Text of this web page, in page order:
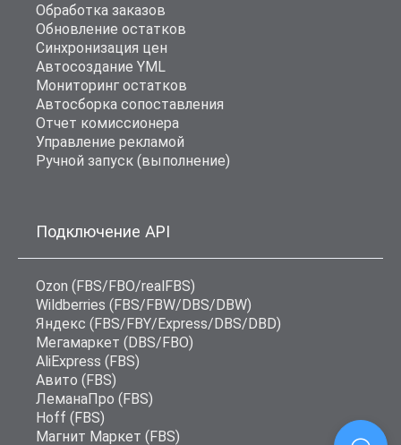
Обработка заказов
Обновление остатков
Синхронизация цен
Автосоздание YML
Мониторинг остатков
Автосборка сопоставления
Отчет комиссионера
Управление рекламой
Ручной запуск (выполнение)
Подключение API
Ozon (FBS/FBO/realFBS)
Wildberries (FBS/FBW/DBS/DBW)
Яндекс (FBS/FBY/Express/DBS/DBD)
Мегамаркет (DBS/FBO)
AliExpress (FBS)
Авито (FBS)
ЛеманаПро (FBS)
Hoff (FBS)
Магнит Маркет (FBS)